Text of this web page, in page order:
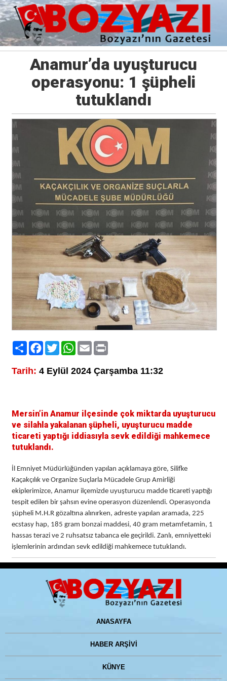
Anamur’da uyuşturucu
operasyonu: 1 şüpheli
tutuklandı
PaylaşFacebook
TwitterWhatsApp
EmailPrint
Tarih: 4 Eylül 2024 Çarşamba 11:32
Mersin’in Anamur ilçesinde çok miktarda uyuşturucu
ve silahla yakalanan şüpheli, uyuşturucu madde
ticareti yaptığı iddiasıyla sevk edildiği mahkemece
tutuklandı.
İl Emniyet Müdürlüğünden yapılan açıklamaya göre, Silifke
Kaçakçılık ve Organize Suçlarla Mücadele Grup Amirliği
ekiplerimizce, Anamur ilçemizde uyuşturucu madde ticareti yaptığı
tespit edilen bir şahsın evine operasyon düzenlendi. Operasyonda
şüpheli M.H.R gözaltına alınırken, adreste yapılan aramada, 225
ecstasy hap, 185 gram bonzai maddesi, 40 gram metamfetamin, 1
hassas terazi ve 2 ruhsatsız tabanca ele geçirildi. Zanlı, emniyetteki
işlemlerinin ardından sevk edildiği mahkemece tutuklandı.
ANASAYFA
HABER ARŞİVİ
KÜNYE